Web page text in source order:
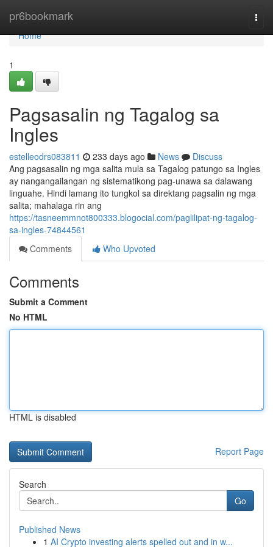
pr6bookmark
Home
Home
1
Pagsasalin ng Tagalog sa
Ingles
estelleodrs083811 233 days ago News
Discuss
Ang pagsasalin ng mga salita mula sa Tagalog patungo sa Ingles
ay nangangailangan ng sistematikong pag-unawa sa dalawang
linguahe. Hindi lamang ito tungkol sa direktang pagsalin ng mga
salita; mahalaga rin ang
https://tasneemmnot800333.blogocial.com/paglilipat-ng-tagalog-
sa-ingles-74844561
Comments
Who Upvoted
Comments
Submit a Comment
No HTML
HTML is disabled
Report Page
Search
Go
Published News
1 AI Crypto investing alerts spelled out and in w...